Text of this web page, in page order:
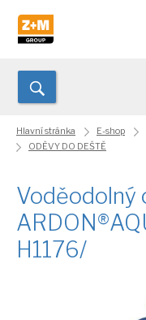
Hlavní stránka E-shop
ODĚVY DO DEŠTĚ
Voděodolný
H1176/